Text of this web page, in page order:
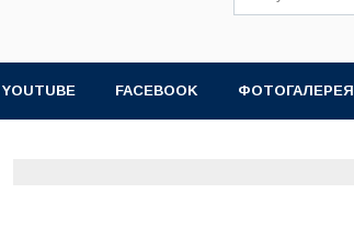
YOUTUBE FACEBOOK ФОТОГАЛЕРЕЯ